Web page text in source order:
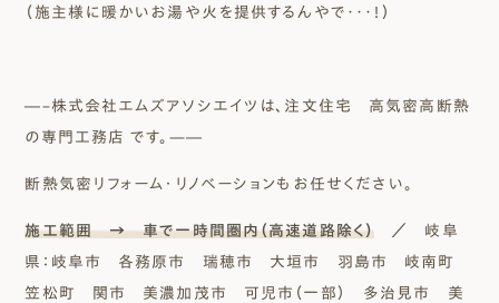
（施主様に暖かいお湯や火を提供するんやで･･･！）
―–株式会社エムズアソシエイツは、注文住宅 高気密高断熱
の専門工務店 です。—―
断熱気密リフォーム・リノベーションもお任せください。
施工範囲 → 車で一時間圏内（高速道路除く） ／ 岐阜
県：岐阜市 各務原市 瑞穂市 大垣市 羽島市 岐南町
笠松町 関市 美濃加茂市 可児市（一部） 多治見市 美